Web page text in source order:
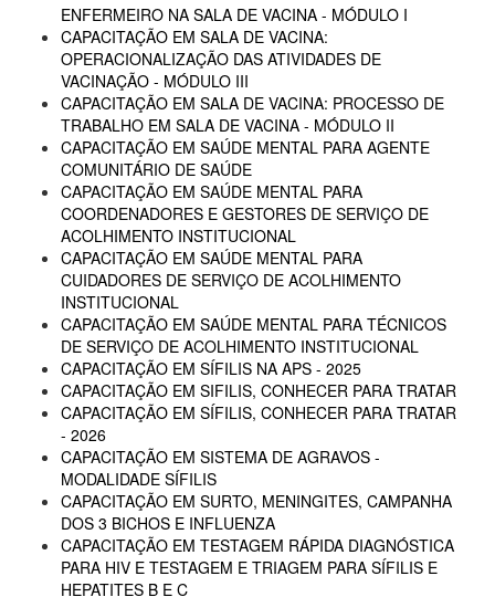
ENFERMEIRO NA SALA DE VACINA - MÓDULO I
CAPACITAÇÃO EM SALA DE VACINA:
OPERACIONALIZAÇÃO DAS ATIVIDADES DE
VACINAÇÃO - MÓDULO III
CAPACITAÇÃO EM SALA DE VACINA: PROCESSO DE
TRABALHO EM SALA DE VACINA - MÓDULO II
CAPACITAÇÃO EM SAÚDE MENTAL PARA AGENTE
COMUNITÁRIO DE SAÚDE
CAPACITAÇÃO EM SAÚDE MENTAL PARA
COORDENADORES E GESTORES DE SERVIÇO DE
ACOLHIMENTO INSTITUCIONAL
CAPACITAÇÃO EM SAÚDE MENTAL PARA
CUIDADORES DE SERVIÇO DE ACOLHIMENTO
INSTITUCIONAL
CAPACITAÇÃO EM SAÚDE MENTAL PARA TÉCNICOS
DE SERVIÇO DE ACOLHIMENTO INSTITUCIONAL
CAPACITAÇÃO EM SÍFILIS NA APS - 2025
CAPACITAÇÃO EM SIFILIS, CONHECER PARA TRATAR
CAPACITAÇÃO EM SÍFILIS, CONHECER PARA TRATAR
- 2026
CAPACITAÇÃO EM SISTEMA DE AGRAVOS -
MODALIDADE SÍFILIS
CAPACITAÇÃO EM SURTO, MENINGITES, CAMPANHA
DOS 3 BICHOS E INFLUENZA
CAPACITAÇÃO EM TESTAGEM RÁPIDA DIAGNÓSTICA
PARA HIV E TESTAGEM E TRIAGEM PARA SÍFILIS E
HEPATITES B E C